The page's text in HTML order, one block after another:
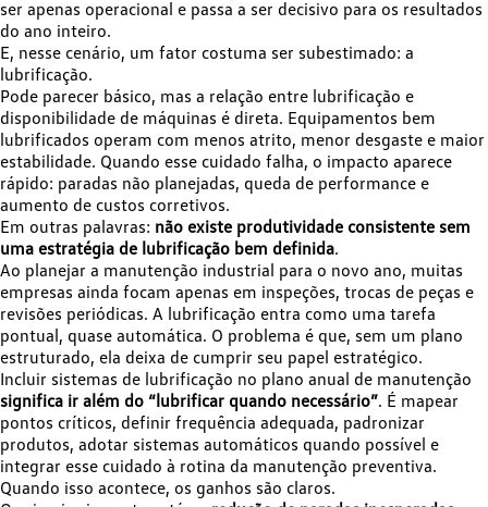
ser apenas operacional e passa a ser decisivo para os resultados
do ano inteiro.
E, nesse cenário, um fator costuma ser subestimado: a
lubrificação.
Pode parecer básico, mas a relação entre lubrificação e
disponibilidade de máquinas é direta. Equipamentos bem
lubrificados operam com menos atrito, menor desgaste e maior
estabilidade. Quando esse cuidado falha, o impacto aparece
rápido: paradas não planejadas, queda de performance e
aumento de custos corretivos.
Em outras palavras: não existe produtividade consistente sem
uma estratégia de lubrificação bem definida.
Ao planejar a manutenção industrial para o novo ano, muitas
empresas ainda focam apenas em inspeções, trocas de peças e
revisões periódicas. A lubrificação entra como uma tarefa
pontual, quase automática. O problema é que, sem um plano
estruturado, ela deixa de cumprir seu papel estratégico.
Incluir sistemas de lubrificação no plano anual de manutenção
significa ir além do “lubrificar quando necessário”. É mapear
pontos críticos, definir frequência adequada, padronizar
produtos, adotar sistemas automáticos quando possível e
integrar esse cuidado à rotina da manutenção preventiva.
Quando isso acontece, os ganhos são claros.